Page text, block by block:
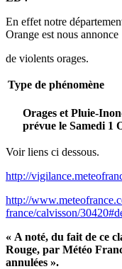
En effet notre
Orange est nous annonce
de violents orages.
Type de phénomène
Orages et Pluie-
prévue le Samedi 1
Voir liens ci dessous.
http://
http://
france/calvisson/
« A noté, du fait de ce
Rouge, par Météo
annulées ».